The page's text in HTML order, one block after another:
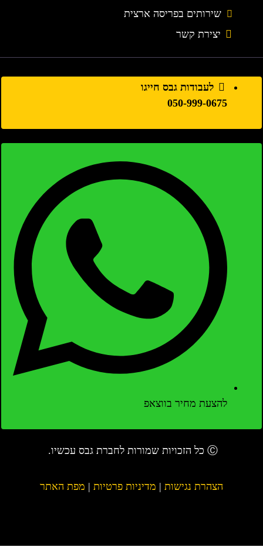
שירותים בפריסה ארצית
יצירת קשר
לעבודות גבס חייגו
050-999-0675
להצעת מחיר בווצאפ
Ⓒ כל הזכויות שמורות לחברת גבס עכשיו.
הצהרת נגישות| מדיניות פרטיות| מפת האתר